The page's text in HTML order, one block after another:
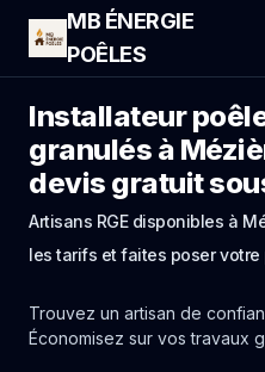
MB ÉNERGIE
POÊLES
Installateur
granulés à
devis gratuit
Artisans RGE disponibles à
les tarifs et faites poser votre
Trouvez un artisan de
Économisez sur vos travaux